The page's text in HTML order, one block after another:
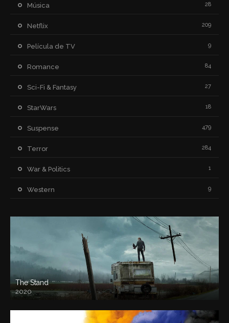
Música 28
Netflix 209
Película de TV 9
Romance 84
Sci-Fi & Fantasy 27
StarWars 18
Suspense 479
Terror 284
War & Politics 1
Western 9
The Stand
2020